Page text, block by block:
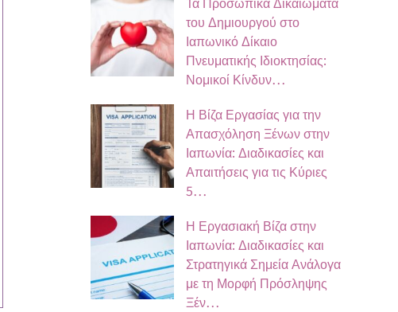
του Δημιουργού στο
Ιαπωνικό Δίκαιο
Πνευματικής Ιδιοκτησίας:
Νομικοί Κίνδυν…
Η Βίζα Εργασίας για την
Απασχόληση Ξένων στην
Ιαπωνία: Διαδικασίες και
Απαιτήσεις για τις Κύριες
5…
Η Εργασιακή Βίζα στην
Ιαπωνία: Διαδικασίες και
Στρατηγικά Σημεία Ανάλογα
με τη Μορφή Πρόσληψης
Ξέν…